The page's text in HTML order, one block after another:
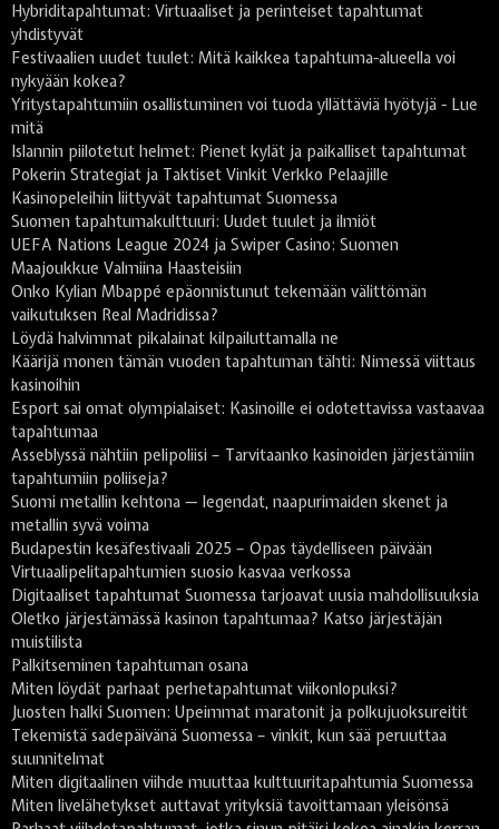
Hybriditapahtumat: Virtuaaliset ja perinteiset tapahtumat
yhdistyvät
Festivaalien uudet tuulet: Mitä kaikkea tapahtuma-alueella voi
nykyään kokea?
Yritystapahtumiin osallistuminen voi tuoda yllättäviä hyötyjä - Lue
mitä
Islannin piilotetut helmet: Pienet kylät ja paikalliset tapahtumat
Pokerin Strategiat ja Taktiset Vinkit Verkko Pelaajille
Kasinopeleihin liittyvät tapahtumat Suomessa
Suomen tapahtumakulttuuri: Uudet tuulet ja ilmiöt
UEFA Nations League 2024 ja Swiper Casino: Suomen
Maajoukkue Valmiina Haasteisiin
Onko Kylian Mbappé epäonnistunut tekemään välittömän
vaikutuksen Real Madridissa?
Löydä halvimmat pikalainat kilpailuttamalla ne
Käärijä monen tämän vuoden tapahtuman tähti: Nimessä viittaus
kasinoihin
Esport sai omat olympialaiset: Kasinoille ei odotettavissa vastaavaa
tapahtumaa
Asseblyssä nähtiin pelipoliisi – Tarvitaanko kasinoiden järjestämiin
tapahtumiin poliiseja?
Suomi metallin kehtona — legendat, naapurimaiden skenet ja
metallin syvä voima
Budapestin kesäfestivaali 2025 – Opas täydelliseen päivään
Virtuaalipelitapahtumien suosio kasvaa verkossa
Digitaaliset tapahtumat Suomessa tarjoavat uusia mahdollisuuksia
Oletko järjestämässä kasinon tapahtumaa? Katso järjestäjän
muistilista
Palkitseminen tapahtuman osana
Miten löydät parhaat perhetapahtumat viikonlopuksi?
Juosten halki Suomen: Upeimmat maratonit ja polkujuoksureitit
Tekemistä sadepäivänä Suomessa – vinkit, kun sää peruuttaa
suunnitelmat
Miten digitaalinen viihde muuttaa kulttuuritapahtumia Suomessa
Miten livelähetykset auttavat yrityksiä tavoittamaan yleisönsä